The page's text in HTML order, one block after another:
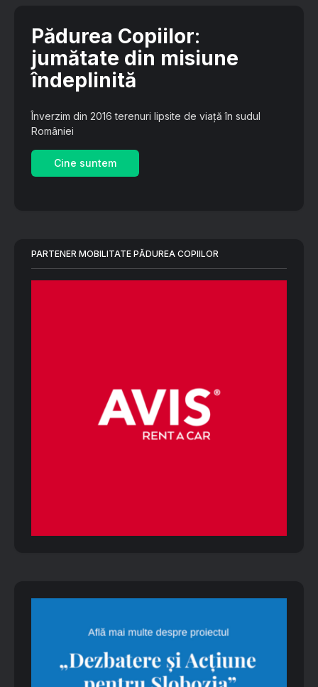
Pădurea Copiilor:
jumătate din misiune
îndeplinită
Înverzim din 2016 terenuri lipsite de viață în sudul
României
Cine suntem
PARTENER MOBILITATE PĂDUREA COPIILOR